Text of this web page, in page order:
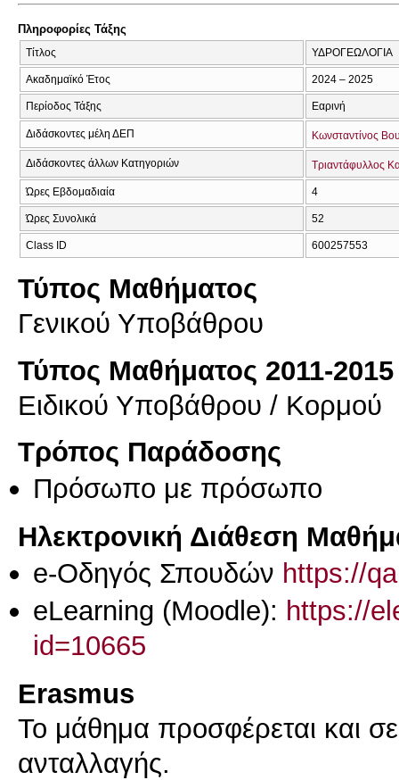
Πληροφορίες Τάξης
Τίτλος ΥΔΡΟΓΕΩΛΟΓΙΑ
Ακαδημαϊκό Έτος 2024 – 2025
Περίοδος Τάξης Εαρινή
Διδάσκοντες μέλη ΔΕΠ Κωνσταντίνος
Διδάσκοντες άλλων Κατηγοριών Τριαντάφυλλος
Ώρες Εβδομαδιαία 4
Ώρες Συνολικά 52
Class ID 600257553
Τύπος Μαθήματος
Γενικού Υποβάθρου
Τύπος Μαθήματος 2011-2015
Ειδικού Υποβάθρου / Κορμού
Τρόπος Παράδοσης
Πρόσωπο με πρόσωπο
Ηλεκτρονική Διάθεση
e-Οδηγός Σπουδών https://
eLearning (Moodle): https://
id=10665
Erasmus
Το μάθημα προσφέρεται και
ανταλλαγής.